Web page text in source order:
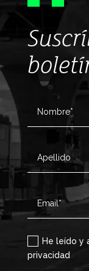
He leído y
privacidad